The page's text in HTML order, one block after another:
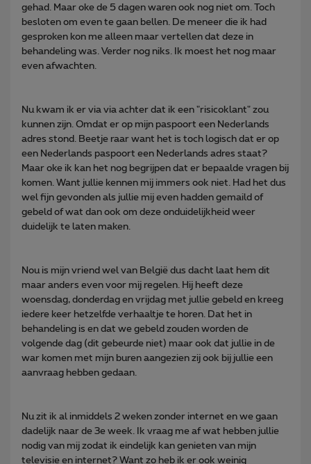
gehad. Maar oke de 5 dagen waren ook nog niet om. Toch
besloten om even te gaan bellen. De meneer die ik had
gesproken kon me alleen maar vertellen dat deze in
behandeling was. Verder nog niks. Ik moest het nog maar
even afwachten.
Nu kwam ik er via via achter dat ik een "risicoklant" zou
kunnen zijn. Omdat er op mijn paspoort een Nederlands
adres stond. Beetje raar want het is toch logisch dat er op
een Nederlands paspoort een Nederlands adres staat?
Maar oke ik kan het nog begrijpen dat er bepaalde vragen bij
komen. Want jullie kennen mij immers ook niet. Had het dus
wel fijn gevonden als jullie mij even hadden gemaild of
gebeld of wat dan ook om deze onduidelijkheid weer
duidelijk te laten maken.
Nou is mijn vriend wel van België dus dacht laat hem dit
maar anders even voor mij regelen. Hij heeft deze
woensdag, donderdag en vrijdag met jullie gebeld en kreeg
iedere keer hetzelfde verhaaltje te horen. Dat het in
behandeling is en dat we gebeld zouden worden de
volgende dag (dit gebeurde niet) maar ook dat jullie in de
war komen met mijn buren aangezien zij ook bij jullie een
aanvraag hebben gedaan.
Nu zit ik al inmiddels 2 weken zonder internet en we gaan
dadelijk naar de 3e week. Ik vraag me af wat hebben jullie
nodig van mij zodat ik eindelijk kan genieten van mijn
televisie en internet? Want zo heb ik er ook weinig